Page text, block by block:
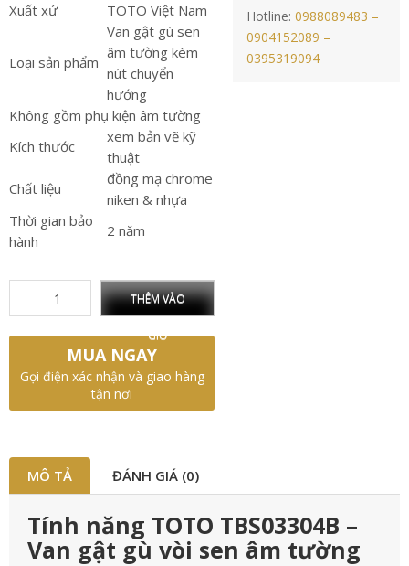
Xuất xứ
TOTO Việt Nam
Loại sản phẩm
Van gật gù sen
âm tường kèm
nút chuyển
hướng
Không gồm phụ kiện âm tường
Kích thước
xem bản vẽ kỹ
thuật
Chất liệu
đồng mạ chrome
niken & nhựa
Thời gian bảo
hành
2 năm
THÊM VÀO
GIỎ
MUA NGAY
Gọi điện xác nhận và giao hàng
tận nơi
Hotline:0988089483 –
0904152089 –
0395319094
MÔ TẢ ĐÁNH GIÁ (0)
Tính năng TOTO TBS03304B –
Van gật gù vòi sen âm tường